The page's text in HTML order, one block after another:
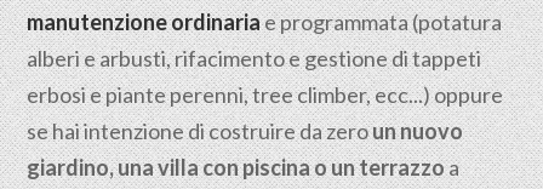
manutenzione ordinariae programmata (potatura
alberi e arbusti, rifacimento e gestione di tappeti
erbosi e piante perenni, tree climber, ecc...) oppure
se hai intenzione di costruire da zeroun nuovo
giardino, una villa con piscina o un terrazzoa